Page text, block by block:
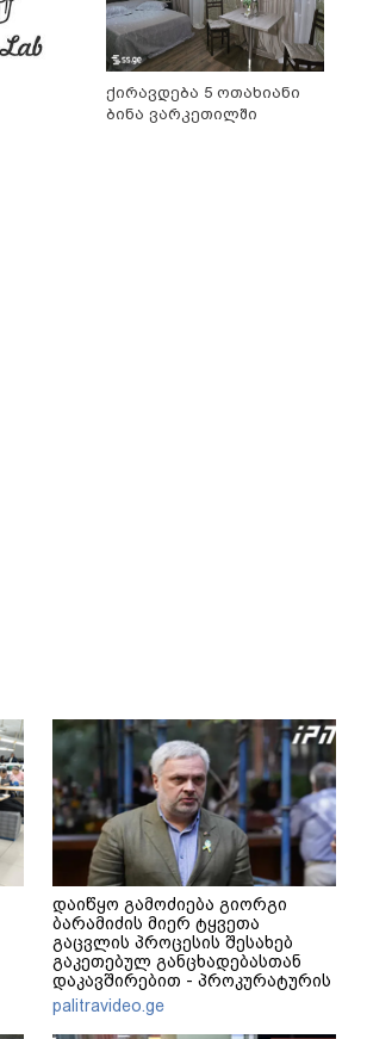
ქირავდება 5 ოთახიანი
ბინა ვარკეთილში
დაიწყო გამოძიება გიორგი
ბარამიძის მიერ ტყვეთა
გაცვლის პროცესის შესახებ
გაკეთებულ განცხადებასთან
დაკავშირებით - პროკურატურის
განცხადება
palitravideo.ge